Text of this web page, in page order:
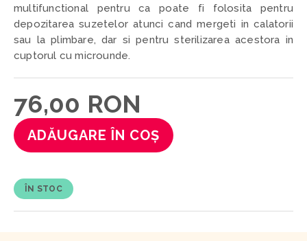
multifunctional pentru ca poate fi folosita pentru
depozitarea suzetelor atunci cand mergeti in calatorii
sau la plimbare, dar si pentru sterilizarea acestora in
cuptorul cu microunde.
76,00 RON
ADĂUGARE ÎN COȘ
ÎN STOC